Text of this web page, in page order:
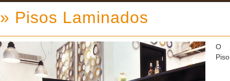
INSTITUCIONAL
PRODUTOS
» Pisos Laminados
O
Piso